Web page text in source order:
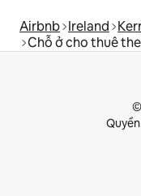
Airbnb Ireland
Chỗ ở cho thuê
©